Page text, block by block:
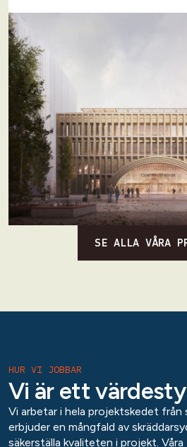
SE ALLA VÅRA
HUR VI JOBBAR
Vi är ett
Vi arbetar i hela projektskedet från
erbjuder en mångfald av
säkerställa kvaliteten i projekt.